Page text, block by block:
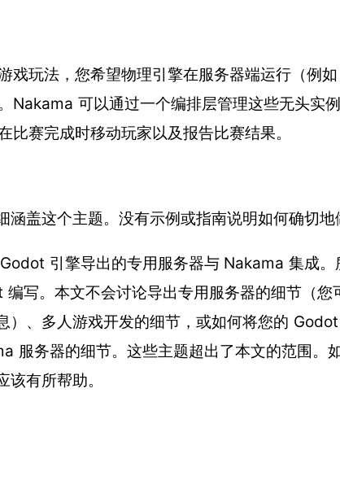
戏玩法，您希望物理引擎在服务器端运行（例
Nakama 可以通过一个编排层管理这些无头实
比赛完成时移动玩家以及报告比赛结果。
涵盖这个主题。没有示例或指南说明如何确切
引擎导出的专用服务器与 Nakama 集成。
写。本文不会讨论导出专用服务器的细节（您
）、多人游戏开发的细节，或如何将您的
服务器的细节。这些主题超出了本文的范围。
有所帮助。